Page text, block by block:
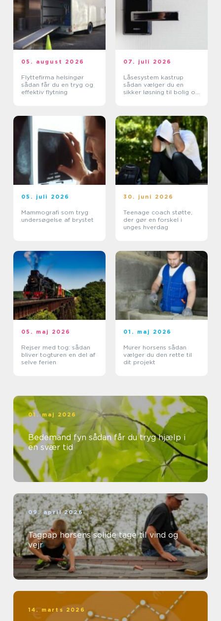
05. august 2026
Flyttefirma helsingør
sådan får du en tryg og
effektiv flytning
07. juli 2026
Låsesystem kastrup
sådan vælger du en
sikker løsning til bolig og
05. juli 2026
Mammografi som tryg
undersøgelse af brystet
30. juni 2026
Teenage coach støtte,
der gør en forskel i
unges hverdag
05. maj 2026
Rejser med tog: sådan
bliver togturen en del af
selve ferien
01. maj 2026
Murer horsens sådan
vælger du den rette til
dit projekt
01. maj 2026
Bedemand fyn sådan får du tryg hjælp i
en svær tid
09. april 2026
Tagpap horsens solide tage til vind og
vejr
14. marts 2026